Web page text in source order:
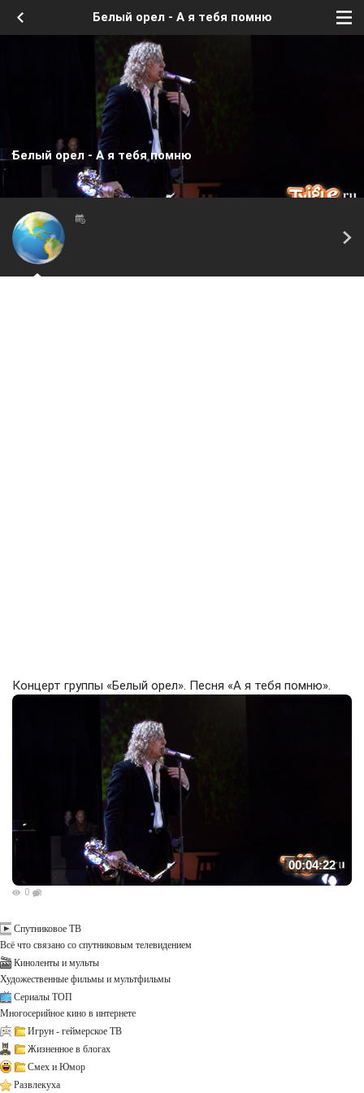
Белый орел - А я тебя помню
Белый орел - А я тебя помню
Концерт группы «Белый орел». Песня «А я тебя помню».
00:04:22
0
Спутниковое ТВ
Всё что связано со спутниковым телевидением
Киноленты и мульты
Художественные фильмы и мультфильмы
Сериалы ТОП
Многосерийное кино в интернете
Игрун - геймерское ТВ
Жизненное в блогах
Смех и Юмор
Развлекуха